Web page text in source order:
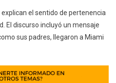
el sentido de pertenencia
El discurso incluyó un mensaje
sus padres, llegaron a Miami